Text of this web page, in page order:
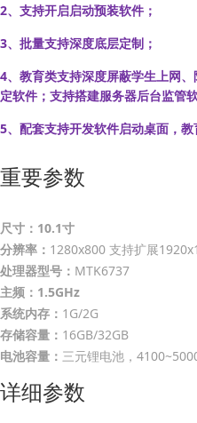
2、支持开启启动预装软件；
3、批量支持深度底层定制；
4、教育类支持深度屏蔽学生上网
定软件；支持搭建服务器后台监管
5、配套支持开发软件启动桌面，教
重要参数
尺寸：10.1寸
分辨率： 1280x800 支持扩展
处理器型号： MTK6737
主频：1.5GHz
系统内存： 1G/2G
存储容量： 16GB/32GB
电池容量： 三元锂电池，
详细参数